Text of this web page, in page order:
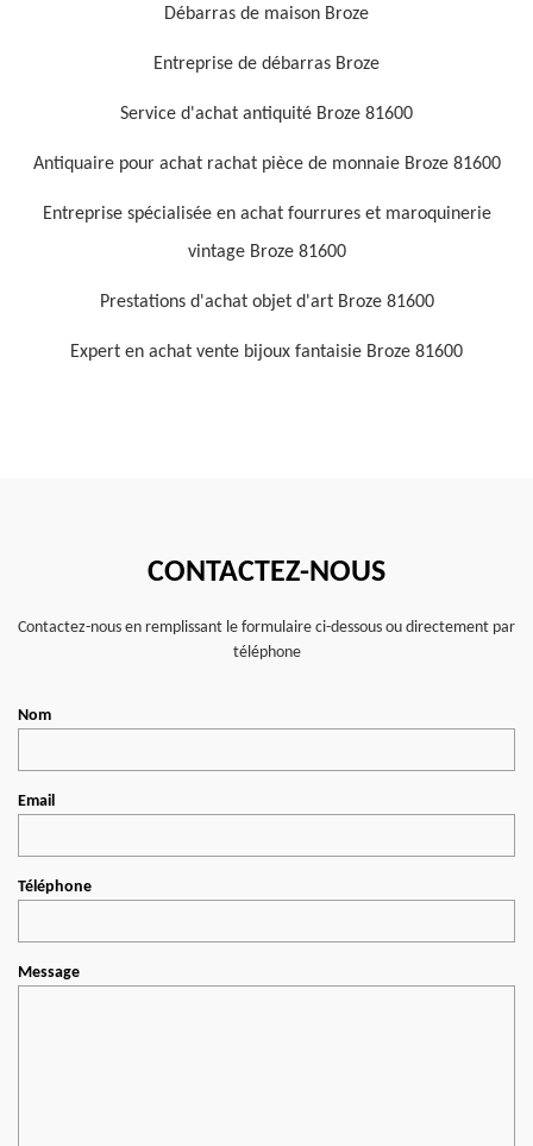
Débarras de maison Broze
Entreprise de débarras Broze
Service d'achat antiquité Broze 81600
Antiquaire pour achat rachat pièce de monnaie Broze 81600
Entreprise spécialisée en achat fourrures et maroquinerie
vintage Broze 81600
Prestations d'achat objet d'art Broze 81600
Expert en achat vente bijoux fantaisie Broze 81600
CONTACTEZ-NOUS
Contactez-nous en remplissant le formulaire ci-dessous ou directement par
téléphone
Nom
Email
Téléphone
Message